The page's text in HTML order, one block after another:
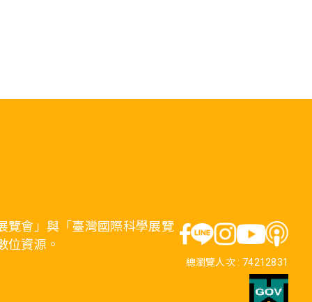
覽會」與「臺灣國際科學展覽
位資源。
總瀏覽人次 : 74212831